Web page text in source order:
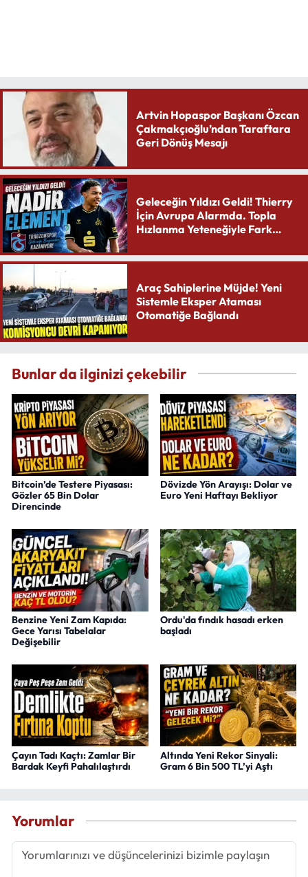
Artvin Hopaspor Başkanı Özcan
Çakmakçıoğlu’ndan Taraftara
Geri Dönüş Mesajı
Geleceğin Yıldızı Geldi! Thierry
İçin Avrupa Alarmda. Topla
Hızlanma Yeteneğiyle Fark
Araç Sahiplerine Müjde! Yeni
Sistemle Eksper Ataması
Otomatiğe Bağlandı
Bunlar da ilginizi çekebilir
Bitcoin’de Testere Piyasası:
Gözler 65 Bin Dolar
Direncinde
Dövizde Yön Arayışı: Dolar ve
Euro Yeni Haftayı Bekliyor
Benzine Yeni Zam Kapıda:
Gece Yarısı Tabelalar
Değişebilir
Ordu'da fındık hasadı erken
başladı
Çayın Tadı Kaçtı: Zamlar Bir
Bardak Keyfi Pahalılaştırdı
Altında Yeni Rekor Sinyali:
Gram 6 Bin 500 TL’yi Aştı
Yorumlar